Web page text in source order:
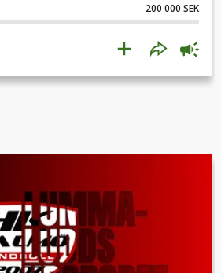
oförminskad kraft!Stötta
för handboll, idrotten i Malmö
en stark framtid för vår
med ett bidrag!Dela insamlingen
för större spridning!Följ
200 000 SEK